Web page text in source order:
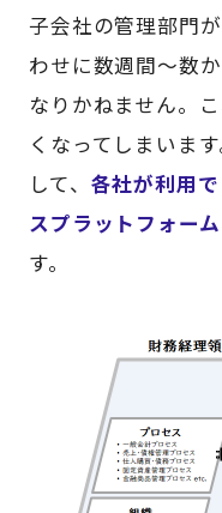
子会社の管理部門
わせに数週間～数
なりかねません。
くなってしまいま
して、 各社が利用
スプラットフォー
す。